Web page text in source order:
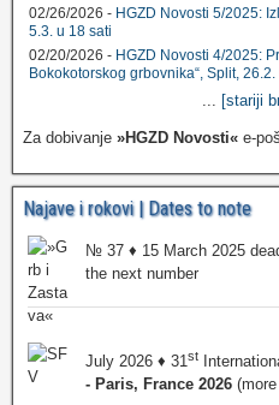
02/26/2026 - HGZD Novosti 5/2025:
5.3. u 18 sati
02/20/2026 - HGZD Novosti 4/2025:
Bokokotorskog grbovnika“, Split, 26.2.
... [stariji
Za dobivanje »HGZD Novosti« e-
Najave i rokovi | Dates to note
№ 37 ♦ 15 March 2025
the next number
July 2026 ♦ 31st
- Paris, France 2026